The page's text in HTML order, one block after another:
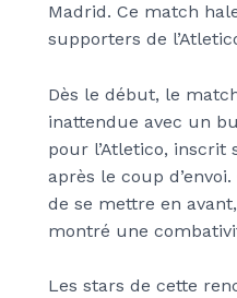
Madrid. Ce match
supporters de
Dès le début, le
inattendue avec un
pour l’Atletico, inscrit
après le coup
de se mettre en
montré une
Les stars de cette